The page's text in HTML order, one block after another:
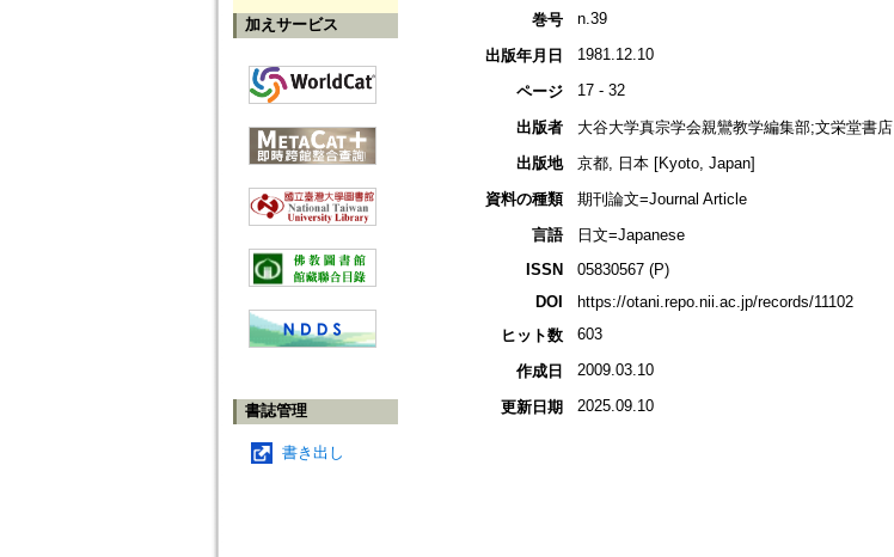
加えサービス
書誌管理
書き出し
巻号
n.39
出版年月日 1981.12.10
ページ 17 - 32
出版者
大谷大学真宗学会親鸞教学編集部;文栄堂書店
出版地
京都, 日本 [Kyoto, Japan]
資料の種類
期刊論文=Journal Article
言語
日文=Japanese
ISSN
05830567 (P)
DOI
https://otani.repo.nii.ac.jp/records/11102
ヒット数
603
作成日 2009.03.10
更新日期 2025.09.10